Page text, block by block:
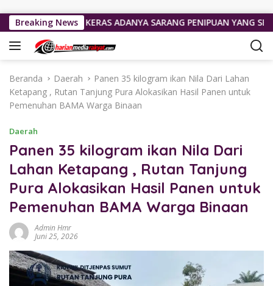
Breaking News
KERAS ADANYA SARANG PENIPUAN YANG SELALU
Beranda Daerah
Panen 35 kilogram ikan Nila Dari Lahan
Ketapang , Rutan Tanjung Pura Alokasikan Hasil Panen untuk
Pemenuhan BAMA Warga Binaan
Daerah
Panen 35 kilogram ikan Nila Dari
Lahan Ketapang , Rutan Tanjung
Pura Alokasikan Hasil Panen untuk
Pemenuhan BAMA Warga Binaan
Admin Hmr
Juni 25, 2026